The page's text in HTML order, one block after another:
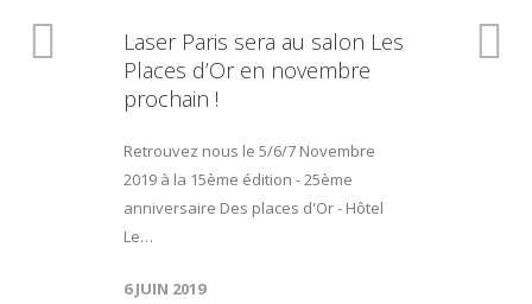
Laser Paris sera au salon Les
Places d’Or en novembre
prochain !
Retrouvez nous le 5/6/7 Novembre
2019 à la 15ème édition - 25ème
anniversaire Des places d'Or - Hôtel
Le…
6 JUIN 2019